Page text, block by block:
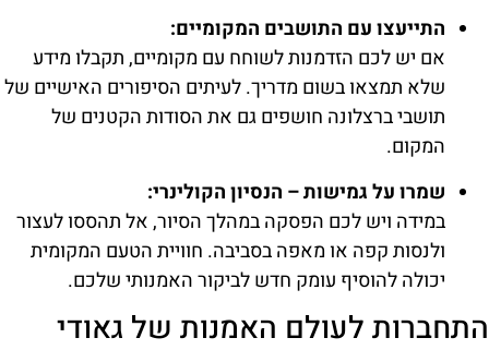
התייעצו עם התושבים המקומיים:
אם יש לכם הזדמנות לשוחח עם מקומיים, תקבלו מידע
שלא תמצאו בשום מדריך. לעיתים הסיפורים האישיים של
תושבי ברצלונה חושפים גם את הסודות הקטנים של
המקום.
שמרו על גמישות – הנסיון הקולינרי:
במידה ויש לכם הפסקה במהלך הסיור, אל תהססו לעצור
ולנסות קפה או מאפה בסביבה. חוויית הטעם המקומית
יכולה להוסיף עומק חדש לביקור האמנותי שלכם.
התחברות לעולם האמנות של גאודי